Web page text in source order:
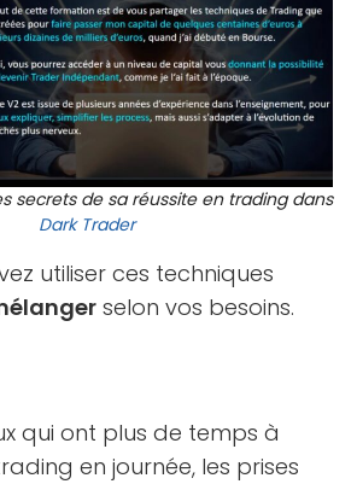
secrets de sa réussite en trading dans
Dark Trader
utiliser ces techniques
selon vos besoins.
qui ont plus de temps à
en journée, les prises